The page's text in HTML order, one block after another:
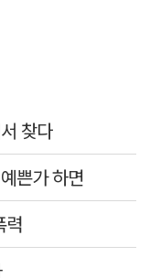
찾다
쁜가 하면
력